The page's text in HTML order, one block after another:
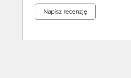
Napisz recenzję